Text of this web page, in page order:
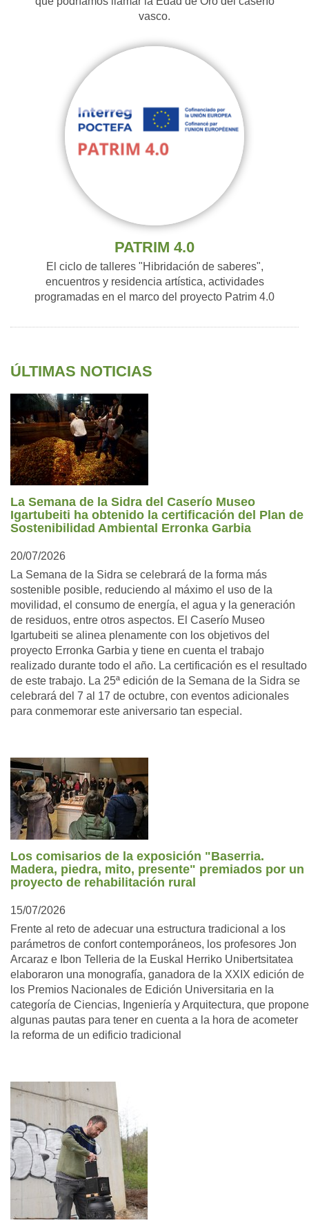
vasco.
PATRIM 4.0
El ciclo de talleres "Hibridación de saberes",
encuentros y residencia artística, actividades
programadas en el marco del proyecto Patrim 4.0
ÚLTIMAS NOTICIAS
La Semana de la Sidra del Caserío Museo
Igartubeiti ha obtenido la certificación del Plan de
Sostenibilidad Ambiental Erronka Garbia
20/07/2026
La Semana de la Sidra se celebrará de la forma más
sostenible posible, reduciendo al máximo el uso de la
movilidad, el consumo de energía, el agua y la generación
de residuos, entre otros aspectos. El Caserío Museo
Igartubeiti se alinea plenamente con los objetivos del
proyecto Erronka Garbia y tiene en cuenta el trabajo
realizado durante todo el año. La certificación es el resultado
de este trabajo. La 25ª edición de la Semana de la Sidra se
celebrará del 7 al 17 de octubre, con eventos adicionales
para conmemorar este aniversario tan especial.
Los comisarios de la exposición "Baserria.
Madera, piedra, mito, presente" premiados por un
proyecto de rehabilitación rural
15/07/2026
Frente al reto de adecuar una estructura tradicional a los
parámetros de confort contemporáneos, los profesores Jon
Arcaraz e Ibon Telleria de la Euskal Herriko Unibertsitatea
elaboraron una monografía, ganadora de la XXIX edición de
los Premios Nacionales de Edición Universitaria en la
categoría de Ciencias, Ingeniería y Arquitectura, que propone
algunas pautas para tener en cuenta a la hora de acometer
la reforma de un edificio tradicional